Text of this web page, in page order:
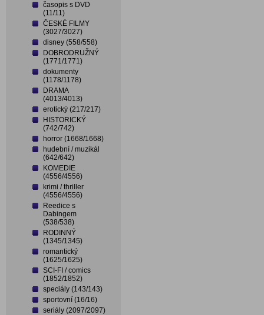
časopis s DVD
(11/11)
ČESKÉ FILMY
(3027/3027)
disney (558/558)
DOBRODRUŽNÝ
(1771/1771)
dokumenty
(1178/1178)
DRAMA
(4013/4013)
erotický (217/217)
HISTORICKÝ
(742/742)
horror (1668/1668)
hudební / muzikál
(642/642)
KOMEDIE
(4556/4556)
krimi / thriller
(4556/4556)
Reedice s
Dabingem
(538/538)
RODINNÝ
(1345/1345)
romantický
(1625/1625)
SCI-FI / comics
(1852/1852)
speciály (143/143)
sportovní (16/16)
seriály (2097/2097)